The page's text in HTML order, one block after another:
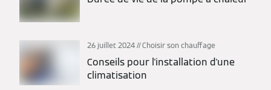
26 juillet 2024 Choisir son chauffage
Conseils pour l'installation d'une
climatisation